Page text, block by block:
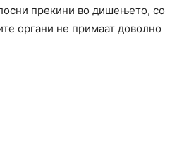
прекини во дишењето, со
органи не примаат доволно